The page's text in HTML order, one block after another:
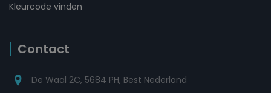
Kleurcode vinden
Contact
De Waal 2C, 5684 PH, Best Nederland